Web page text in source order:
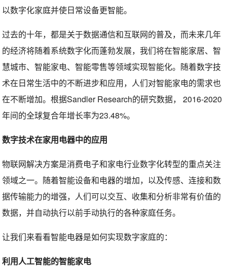
以数字化家庭并使日常设备更智能。
过去的十年，都是关于数据通信和互联网的普及，而未来几年
的经济将随着系统数字化而蓬勃发展，我们将在智能家居、智
慧城市、智能家电、智能零售等领域实现智能化。随着数字技
术在日常生活中的不断进步和应用，人们对智能家电的需求也
在不断增加。根据Sandler Research的研究数据， 2016-2020
年间的全球复合年增长率为23.48%。
数字技术在家用电器中的应用
物联网解决方案是消费电子和家电行业数字化转型的重点关注
领域之一。随着智能设备和电器的增加，以及传感、连接和数
据传输能力的增强，人们可以交互、收集和分析非常有价值的
数据，并自动执行以前手动执行的各种家庭任务。
让我们来看看智能电器是如何实现数字家庭的：
利用人工智能的智能家电